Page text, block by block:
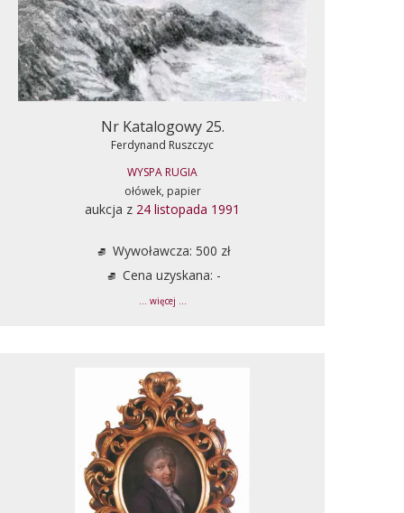
Nr Katalogowy 25.
Ferdynand Ruszczyc
WYSPA RUGIA
ołówek, papier
aukcja z 24 listopada 1991
Wywoławcza: 500 zł
Cena uzyskana: -
... więcej ...